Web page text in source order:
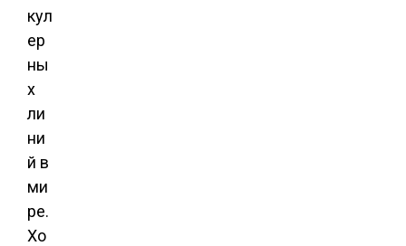
кул
ер
ны
х
ли
ни
й в
ми
ре.
Хо